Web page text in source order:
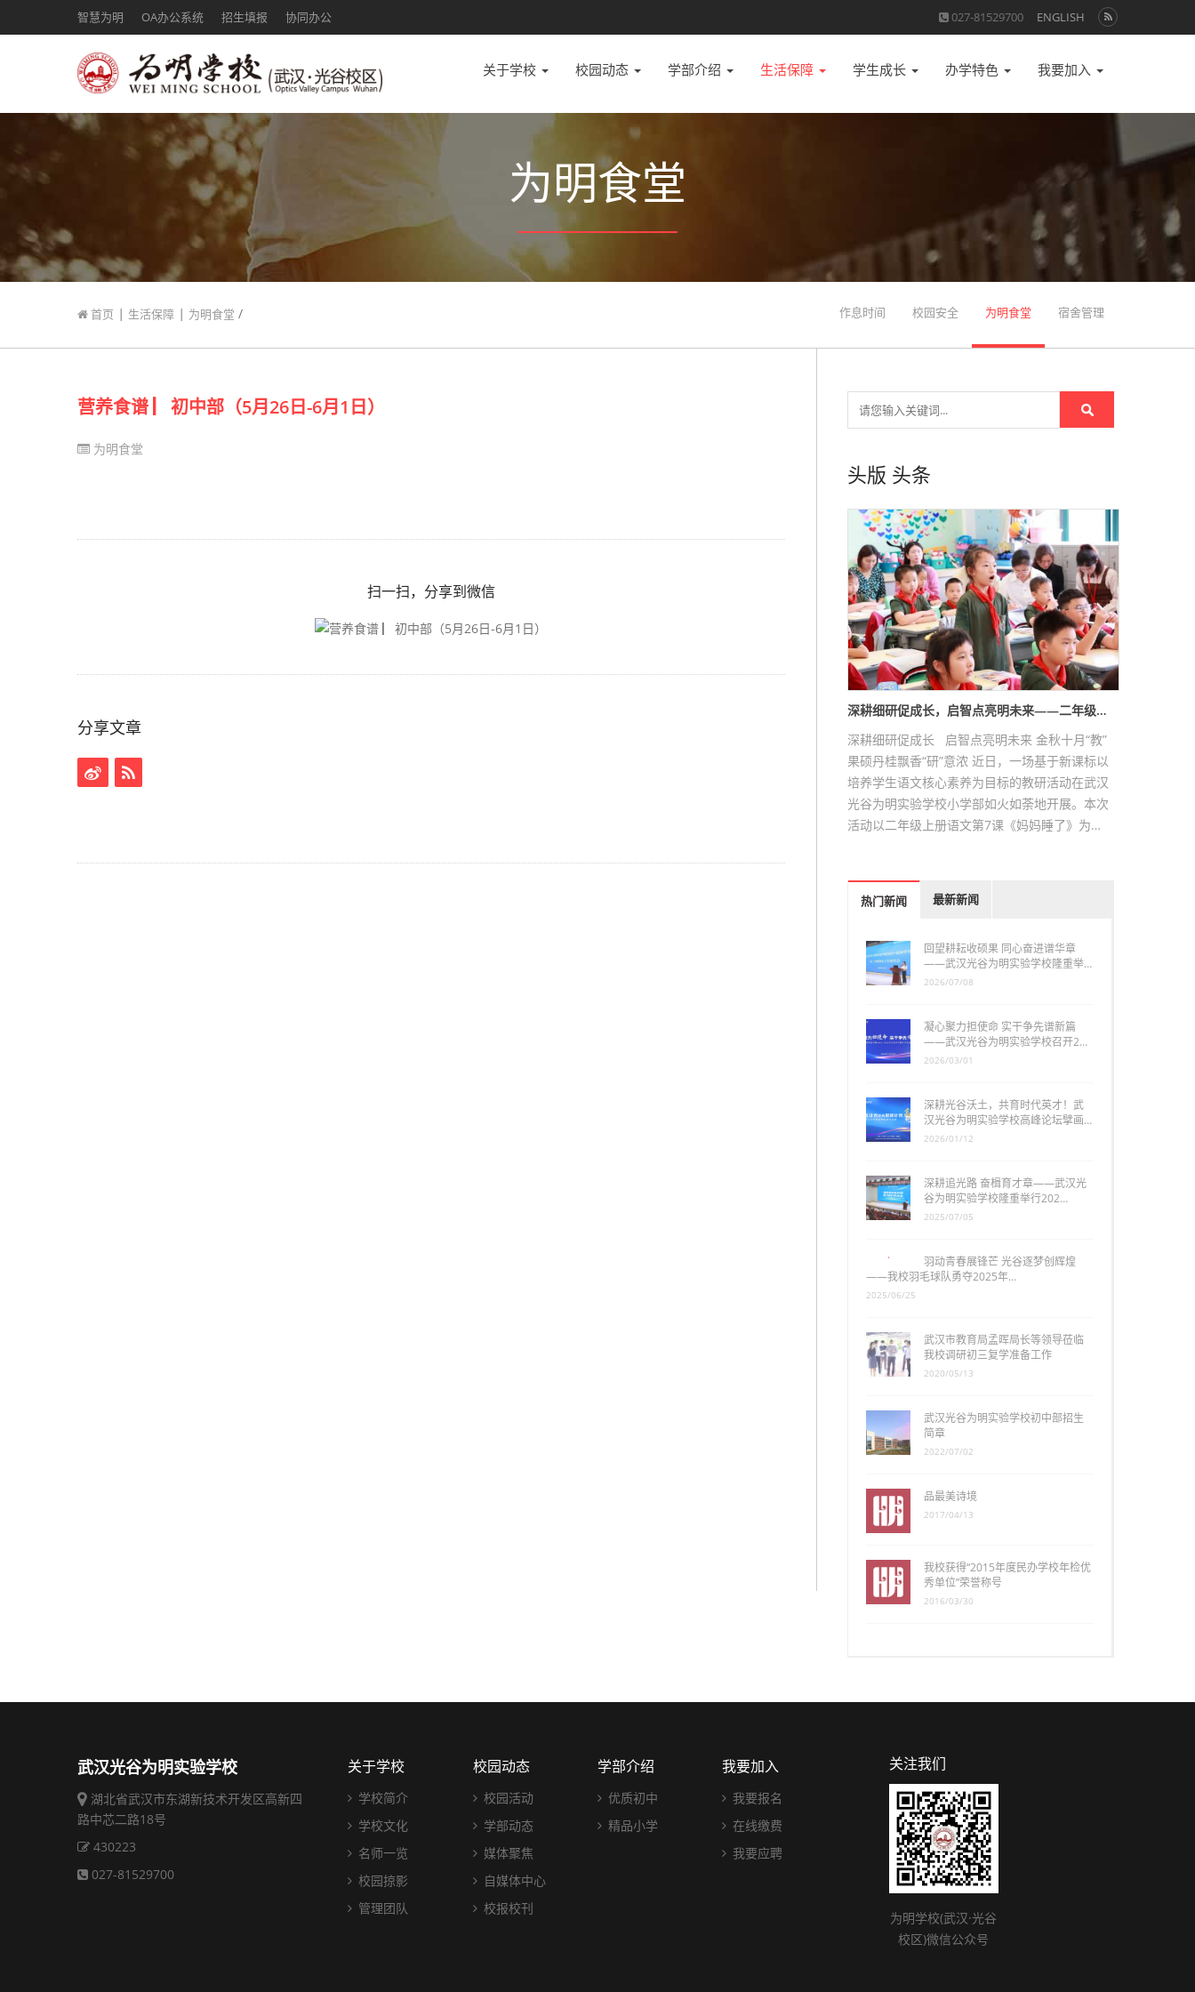
智慧为明 OA办公系统 招生填报 协同办公 027-81529700 ENGLISH
关于学校 校园动态 学部介绍 生活保障 学生成长 办学特色 我要加入
为明食堂
首页 | 生活保障 | 为明食堂 / 作息时间 校园安全 为明食堂 宿舍管理
营养食谱 ▏初中部（5月26日-6月1日）
为明食堂
扫一扫，分享到微信
分享文章
头版 头条
深耕细研促成长，启智点亮明未来——二年级…
深耕细研促成长 启智点亮明未来 金秋十月“教”
果硕丹桂飘香“研”意浓 近日，一场基于新课标以
培养学生语文核心素养为目标的教研活动在武汉
光谷为明实验学校小学部如火如荼地开展。本次
活动以二年级上册语文第7课《妈妈睡了》为…
热门新闻 最新新闻
回望耕耘收硕果 同心奋进谱华章
——武汉光谷为明实验学校隆重举…
2026/07/08
凝心聚力担使命 实干争先谱新篇
——武汉光谷为明实验学校召开2…
2026/03/01
深耕光谷沃土，共育时代英才！武
汉光谷为明实验学校高峰论坛擘画…
2026/01/12
深耕追光路 奋楫育才章——武汉光
谷为明实验学校隆重举行202…
2025/07/05
羽动青春展锋芒 光谷逐梦创辉煌
——我校羽毛球队勇夺2025年…
武汉市教育局孟晖局长等领导莅临
我校调研初三复学准备工作
2020/05/13
武汉光谷为明实验学校初中部招生
简章
2022/07/02
品最美诗境
2017/04/13
我校获得“2015年度民办学校年检优
秀单位”荣誉称号
2016/03/30
武汉光谷为明实验学校
湖北省武汉市东湖新技术开发区高新四
路中芯二路18号
430223
027-81529700
关于学校
学校简介
学校文化
名师一览
校园掠影
管理团队
校园动态
校园活动
学部动态
媒体聚焦
自媒体中心
校报校刊
学部介绍
优质初中
精品小学
我要加入
我要报名
在线缴费
我要应聘
关注我们
为明学校(武汉·光谷
校区)微信公众号